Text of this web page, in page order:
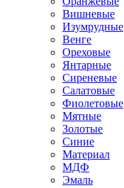
Вишневые
Изумрудные
Венге
Ореховые
Янтарные
Сиреневые
Салатовые
Фиолетовые
Мятные
Золотые
Синие
Материал
МДФ
Эмаль